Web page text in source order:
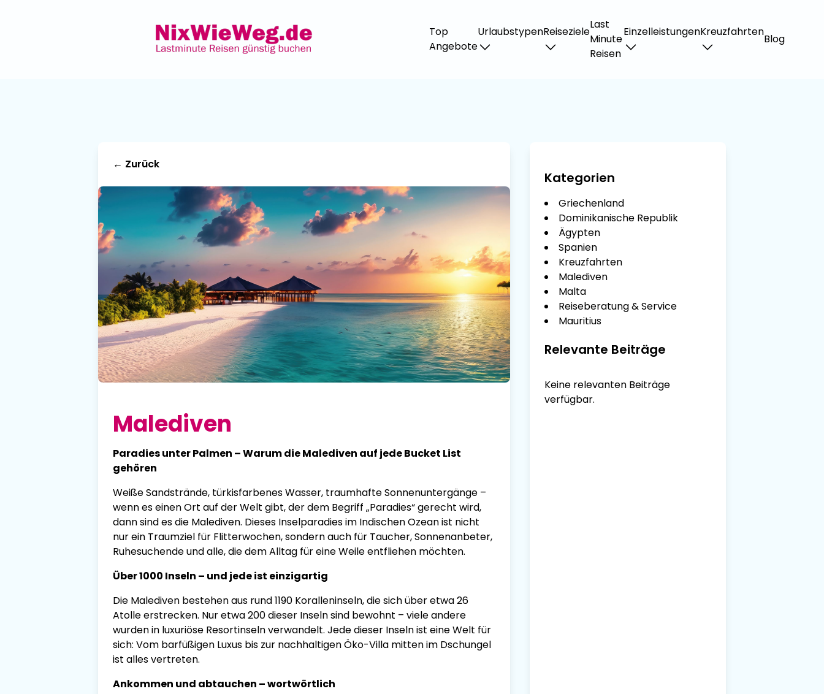
Top
Angebote
UrlaubstypenReiseziele
Last
Minute
Reisen
EinzelleistungenKreuzfahrten
Blog
← Zurück
Malediven
Paradies unter Palmen – Warum die Malediven auf jede Bucket List
gehören
Weiße Sandstrände, türkisfarbenes Wasser, traumhafte Sonnenuntergänge –
wenn es einen Ort auf der Welt gibt, der dem Begriff „Paradies“ gerecht wird,
dann sind es die Malediven. Dieses Inselparadies im Indischen Ozean ist nicht
nur ein Traumziel für Flitterwochen, sondern auch für Taucher, Sonnenanbeter,
Ruhesuchende und alle, die dem Alltag für eine Weile entfliehen möchten.
Über 1000 Inseln – und jede ist einzigartig
Die Malediven bestehen aus rund 1190 Koralleninseln, die sich über etwa 26
Atolle erstrecken. Nur etwa 200 dieser Inseln sind bewohnt – viele andere
wurden in luxuriöse Resortinseln verwandelt. Jede dieser Inseln ist eine Welt für
sich: Vom barfüßigen Luxus bis zur nachhaltigen Öko-Villa mitten im Dschungel
ist alles vertreten.
Ankommen und abtauchen – wortwörtlich
Kategorien
Griechenland
Dominikanische Republik
Ägypten
Spanien
Kreuzfahrten
Malediven
Malta
Reiseberatung & Service
Mauritius
Relevante Beiträge
Keine relevanten Beiträge
verfügbar.